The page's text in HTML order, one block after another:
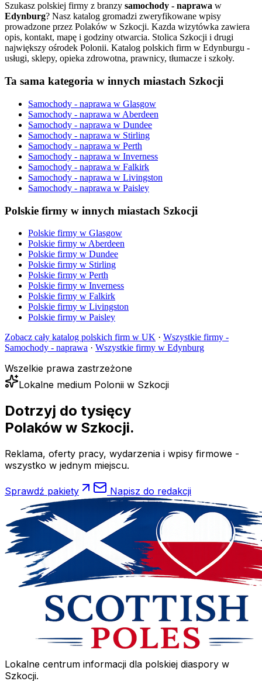
Szukasz polskiej firmy z branzy samochody - naprawa w
Edynburg? Nasz katalog gromadzi zweryfikowane wpisy
prowadzone przez Polaków w Szkocji. Kazda wizytówka zawiera
opis, kontakt, mapę i godziny otwarcia. Stolica Szkocji i drugi
największy ośrodek Polonii. Katalog polskich firm w Edynburgu -
usługi, sklepy, opieka zdrowotna, prawnicy, tłumacze i szkoły.
Ta sama kategoria w innych miastach Szkocji
Samochody - naprawa w Glasgow
Samochody - naprawa w Aberdeen
Samochody - naprawa w Dundee
Samochody - naprawa w Stirling
Samochody - naprawa w Perth
Samochody - naprawa w Inverness
Samochody - naprawa w Falkirk
Samochody - naprawa w Livingston
Samochody - naprawa w Paisley
Polskie firmy w innych miastach Szkocji
Polskie firmy w Glasgow
Polskie firmy w Aberdeen
Polskie firmy w Dundee
Polskie firmy w Stirling
Polskie firmy w Perth
Polskie firmy w Inverness
Polskie firmy w Falkirk
Polskie firmy w Livingston
Polskie firmy w Paisley
Zobacz cały katalog polskich firm w UK · Wszystkie firmy -
Samochody - naprawa · Wszystkie firmy w Edynburg
Wszelkie prawa zastrzeżone
Lokalne medium Polonii w Szkocji
Dotrzyj do tysięcy
Polaków w Szkocji.
Reklama, oferty pracy, wydarzenia i wpisy firmowe -
wszystko w jednym miejscu.
Sprawdź pakiety Napisz do redakcji
Lokalne centrum informacji dla polskiej diaspory w
Szkocji.